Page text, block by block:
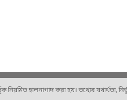
হালনাগাদ করা হয়। তথ্যের যথার্থতা,